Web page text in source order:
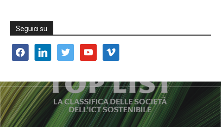
Seguici su
facebooklinkedin twitter youtube vimeo